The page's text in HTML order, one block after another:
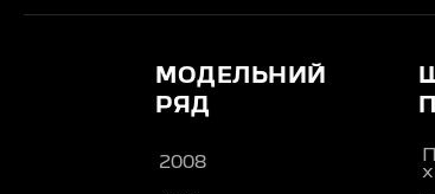
МОДЕЛЬНИЙ
РЯД
2008